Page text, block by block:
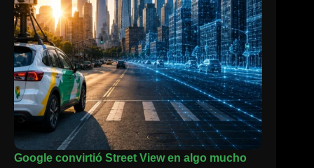
Google convirtió Street View en algo mucho